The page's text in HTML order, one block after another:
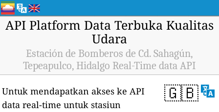
API Platform Data Terbuka Kualitas
Udara
Estación de Bomberos de Cd. Sahagún,
Tepeapulco, Hidalgo Real-Time data API
🇬🇧
Untuk mendapatkan akses ke API
data real-time untuk stasiun